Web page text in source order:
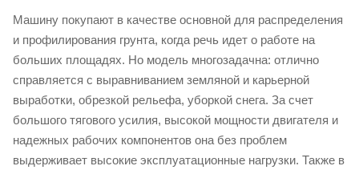
Машину покупают в качестве основной для распределения
и профилирования грунта, когда речь идет о работе на
больших площадях. Но модель многозадачна: отлично
справляется с выравниванием земляной и карьерной
выработки, обрезкой рельефа, уборкой снега. За счет
большого тягового усилия, высокой мощности двигателя и
надежных рабочих компонентов она без проблем
выдерживает высокие эксплуатационные нагрузки. Также в